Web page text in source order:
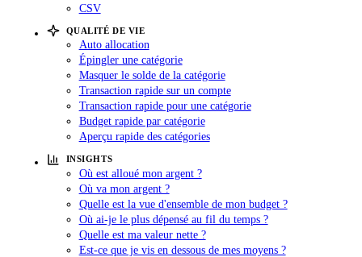
CSV
QUALITÉ DE VIE
Auto allocation
Épingler une catégorie
Masquer le solde de la catégorie
Transaction rapide sur un compte
Transaction rapide pour une catégorie
Budget rapide par catégorie
Aperçu rapide des catégories
INSIGHTS
Où est alloué mon argent ?
Où va mon argent ?
Quelle est la vue d'ensemble de mon budget ?
Où ai-je le plus dépensé au fil du temps ?
Quelle est ma valeur nette ?
Est-ce que je vis en dessous de mes moyens ?